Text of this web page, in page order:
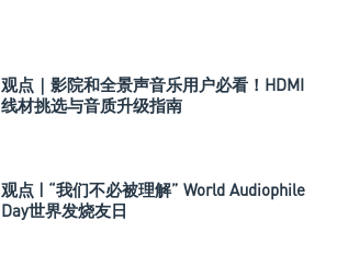
观点｜影院和全景声音乐用户必看！HDMI
线材挑选与音质升级指南
观点 | “我们不必被理解” World Audiophile
Day世界发烧友日